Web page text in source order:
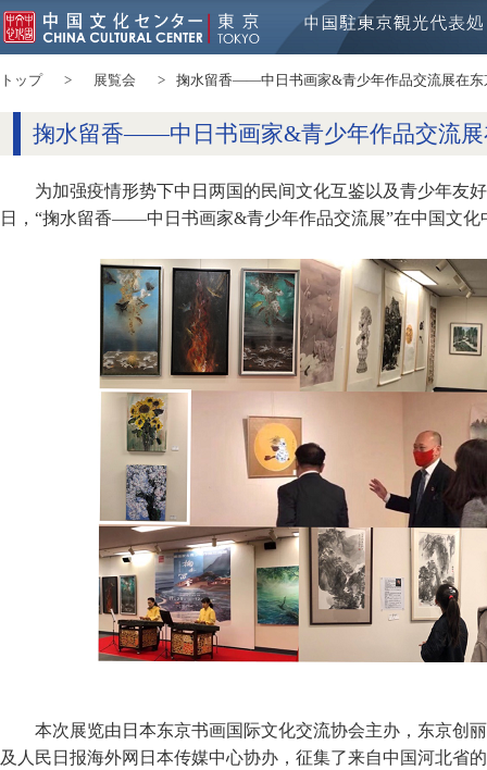
トップ 展覧会 掬水留香——中日书画家&青少年作品交流展在东
掬水留香——中日书画家&青少年作品交流展
为加强疫情形势下中日两国的民间文化互鉴以及青少年友
日，“掬水留香——中日书画家&青少年作品交流展”在中国文化
本次展览由日本东京书画国际文化交流协会主办，东京创
及人民日报海外网日本传媒中心协办，征集了来自中国河北省